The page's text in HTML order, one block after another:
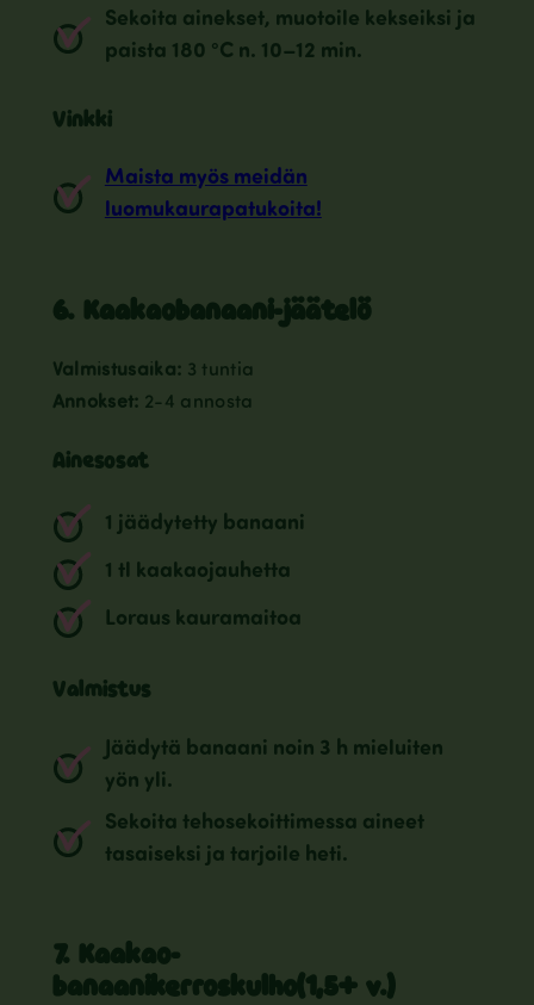
Sekoita ainekset, muotoile kekseiksi ja
paista 180 °C n. 10–12 min.
Vinkki
Maista myös meidän
luomukaurapatukoita!
6. Kaakaobanaani-jäätelö
Valmistusaika: 3 tuntia
Annokset: 2-4 annosta
Ainesosat
1 jäädytetty banaani
1 tl kaakaojauhetta
Loraus kauramaitoa
Valmistus
Jäädytä banaani noin 3 h mieluiten
yön yli.
Sekoita tehosekoittimessa aineet
tasaiseksi ja tarjoile heti.
7. Kaakao-
banaanikerroskulho(1,5+ v.)